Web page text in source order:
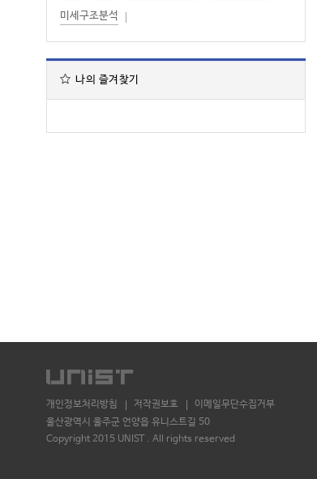
미세구조분석
나의 즐겨찾기
개인정보처리방침 저작권보호
이메일무단수집거부
울산광역시 울주군 언양읍 유니스트길 50
Copyright 2015 UNIST . All rights reserved